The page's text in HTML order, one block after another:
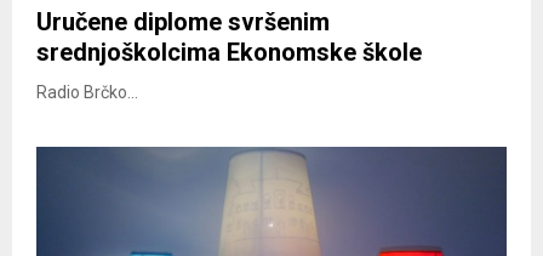
Uručene diplome svršenim
srednjoškolcima Ekonomske škole
Radio Brčko...